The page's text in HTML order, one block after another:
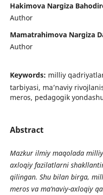
Hakimova Nargiza
Author
Mamatrahimova Nargiza
Author
Keywords: milliy
tarbiyasi, ma’naviy
meros, pedagogik
Abstract
Mazkur ilmiy maqolada
axloqiy fazilatlarni
qilingan. Shu bilan birga,
meros va ma’naviy-axloqiy